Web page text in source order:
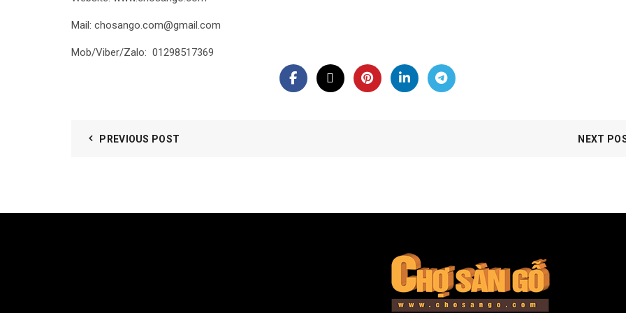
Mail: chosango.com@gmail.com
Mob/Viber/Zalo: 01298517369
PREVIOUS POST NEXT